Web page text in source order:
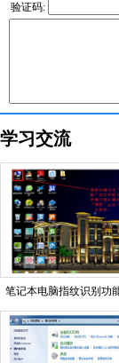
验证码:
学习交流
笔记本电脑指纹识别功